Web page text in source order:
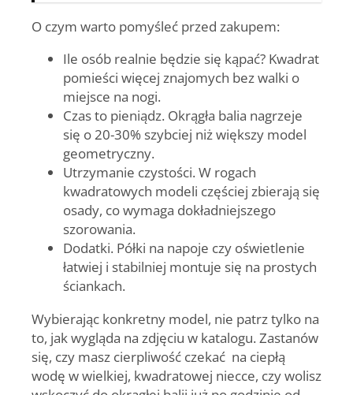
O czym warto pomyśleć przed zakupem:
Ile osób realnie będzie się kąpać? Kwadrat
pomieści więcej znajomych bez walki o
miejsce na nogi.
Czas to pieniądz. Okrągła balia nagrzeje
się o 20-30% szybciej niż większy model
geometryczny.
Utrzymanie czystości. W rogach
kwadratowych modeli częściej zbierają się
osady, co wymaga dokładniejszego
szorowania.
Dodatki. Półki na napoje czy oświetlenie
łatwiej i stabilniej montuje się na prostych
ściankach.
Wybierając konkretny model, nie patrz tylko na
to, jak wygląda na zdjęciu w katalogu. Zastanów
się, czy masz cierpliwość czekać na ciepłą
wodę w wielkiej, kwadratowej niecce, czy wolisz